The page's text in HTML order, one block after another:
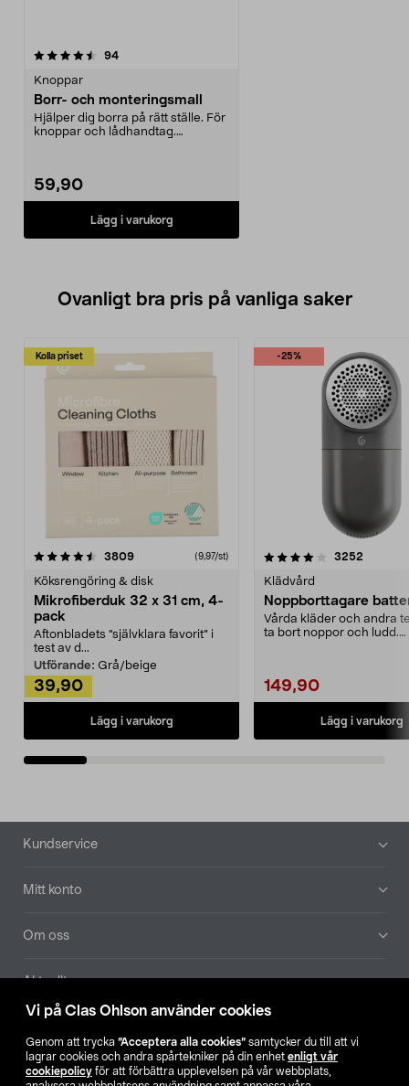
Vi på Clas Ohlson använder cookies
Genom att trycka ”Acceptera alla cookies” samtycker du till att vi
lagrar cookies och andra spårtekniker på din enhet enligt vår
cookiepolicy för att förbättra upplevelsen på vår webbplats,
94recensioner
Knoppar
Borr- och monteringsmall
Hjälper dig borra på rätt ställe. För
knoppar och lådhandtag.
59,90
Lägg i varukorg
Ovanligt bra pris på vanliga saker
Kolla priset
3809recensioner (9,97/st)
Köksrengöring & disk
Mikrofiberduk 32 x 31 cm, 4-
pack
Aftonbladets "självklara favorit” i
test av d...
Utförande: Grå/beige
39,90
Lägg i varukorg
-25%
4.0av 5 stjärnor 3252
Klädvård
Noppborttagare
Vårda kläder och andra
ta bort noppor och ludd.
149,90
Lägg i varukorg
4.5av 5 stjärnor
Sidfot
Kundservice
Mitt konto
Om oss
Aktuellt
Hitta butik